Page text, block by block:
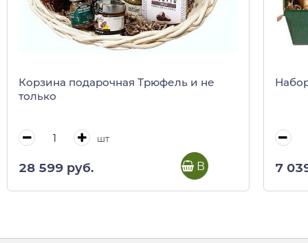
Корзина подарочная Трюфель и не
только
шт
28 599 руб. В корзину 7